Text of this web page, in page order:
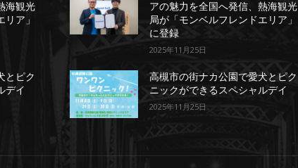
海観光
ア」
とピク
デイ
アの魅力を全国へ発信、熱海観光
局が「モンベルフレンドエリア」
に登録
2025年11月25日
高槻市の街ナカ公園で愛犬とピク
ニックができるスペシャルデイ
2025年11月25日